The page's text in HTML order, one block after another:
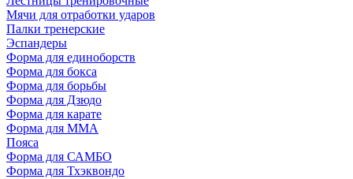
Мячи для отработки ударов
Палки тренерские
Эспандеры
Форма для единоборств
Форма для бокса
Форма для борьбы
Форма для Дзюдо
Форма для карате
Форма для MMA
Пояса
Форма для САМБО
Форма для Тхэквондо